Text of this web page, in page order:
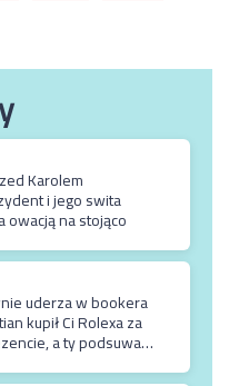
Karolem
i jego swita
na stojąco
uderza w bookera
kupił Ci Rolexa za
a ty podsuwasz